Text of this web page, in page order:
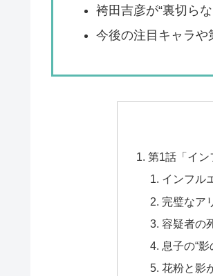
袴田吉彦が“裏切ら
今後の注目キャラや
第1話「イン
インフル
完璧なア
容疑者の
息子の“
花粉と影